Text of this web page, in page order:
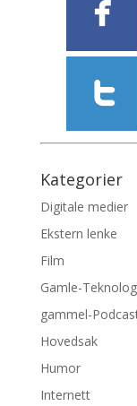
Kategorier
Digitale medier
Ekstern lenke
Film
Gamle-
gammel-
Hovedsak
Humor
Internett